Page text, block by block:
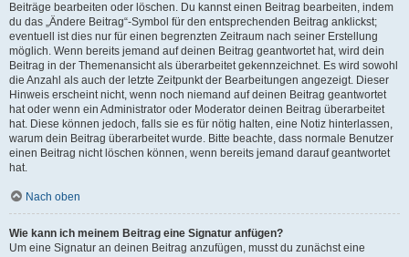
Beiträge bearbeiten oder löschen. Du kannst einen Beitrag bearbeiten, indem
du das „Ändere Beitrag“-Symbol für den entsprechenden Beitrag anklickst;
eventuell ist dies nur für einen begrenzten Zeitraum nach seiner Erstellung
möglich. Wenn bereits jemand auf deinen Beitrag geantwortet hat, wird dein
Beitrag in der Themenansicht als überarbeitet gekennzeichnet. Es wird sowohl
die Anzahl als auch der letzte Zeitpunkt der Bearbeitungen angezeigt. Dieser
Hinweis erscheint nicht, wenn noch niemand auf deinen Beitrag geantwortet
hat oder wenn ein Administrator oder Moderator deinen Beitrag überarbeitet
hat. Diese können jedoch, falls sie es für nötig halten, eine Notiz hinterlassen,
warum dein Beitrag überarbeitet wurde. Bitte beachte, dass normale Benutzer
einen Beitrag nicht löschen können, wenn bereits jemand darauf geantwortet
hat.
Nach oben
Wie kann ich meinem Beitrag eine Signatur anfügen?
Um eine Signatur an deinen Beitrag anzufügen, musst du zunächst eine